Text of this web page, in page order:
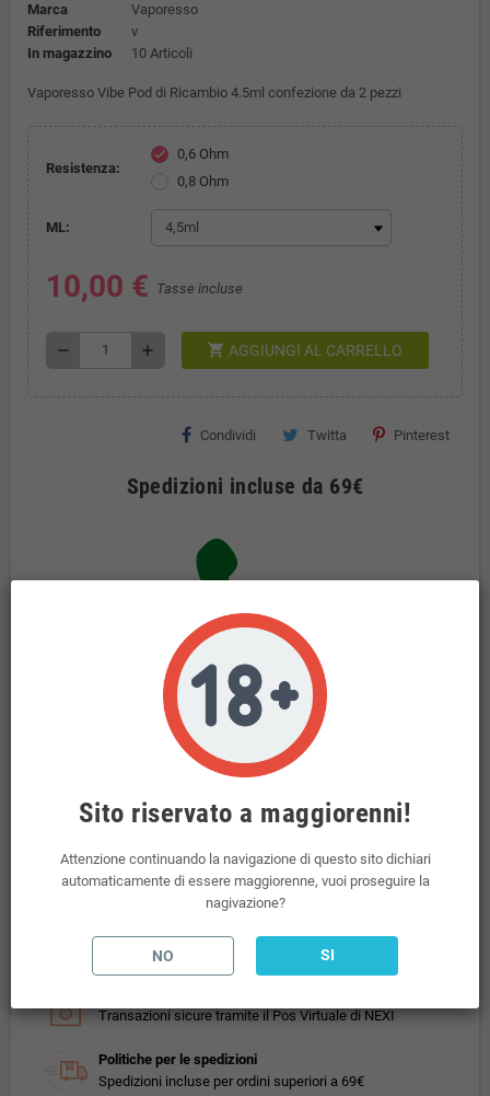
Marca
Vaporesso
Riferimento
v
In magazzino
10 Articoli
Vaporesso Vibe Pod di Ricambio 4.5ml confezione da 2 pezzi
Resistenza:
check
0,6 Ohm
0,8 Ohm
ML:
10,00 € Tasse incluse
remove add shopping_cart AGGIUNGI AL CARRELLO
Condividi Twitta Pinterest
Spedizioni incluse da 69€
Transazioni sicure tramite il Pos Virtuale di NEXI
Politiche per le spedizioni
Spedizioni incluse per ordini superiori a 69€
Sito riservato a maggiorenni!
Attenzione continuando la navigazione di questo sito dichiari
automaticamente di essere maggiorenne, vuoi proseguire la
nagivazione?
NO SI